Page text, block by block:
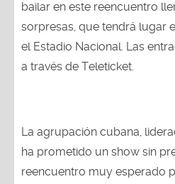
bailar en este reencuentro
sorpresas, que tendrá lugar
el Estadio Nacional. Las
a través de Teleticket.
La agrupación cubana,
ha prometido un show sin
reencuentro muy esperado